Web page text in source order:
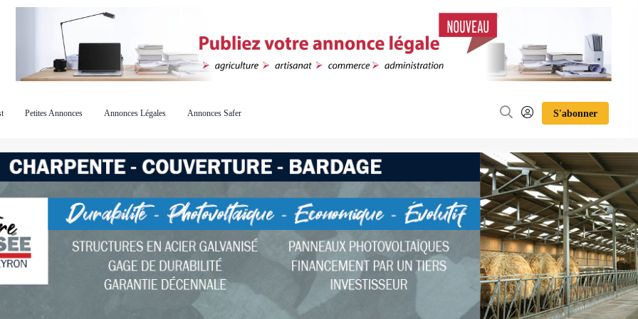
Petites Annonces Annonces Légales Annonces Safer S'abonner